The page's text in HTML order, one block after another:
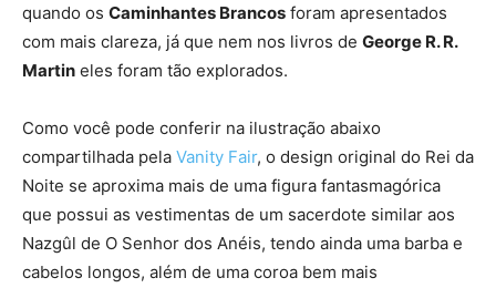
quando os Caminhantes Brancos foram apresentados
com mais clareza, já que nem nos livros de George R. R.
Martin eles foram tão explorados.
Como você pode conferir na ilustração abaixo
compartilhada pela Vanity Fair, o design original do Rei da
Noite se aproxima mais de uma figura fantasmagórica
que possui as vestimentas de um sacerdote similar aos
Nazgûl de O Senhor dos Anéis, tendo ainda uma barba e
cabelos longos, além de uma coroa bem mais